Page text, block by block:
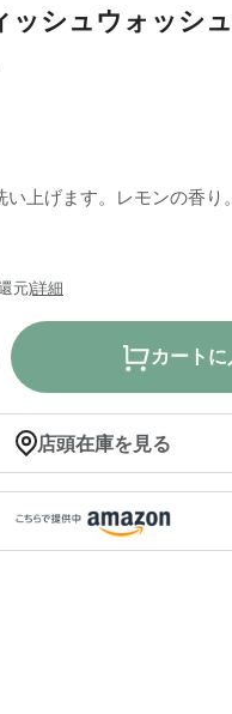
ッシュウォッシ
上げます。レモンの香り。
元)詳細
カートに
店頭在庫を見る